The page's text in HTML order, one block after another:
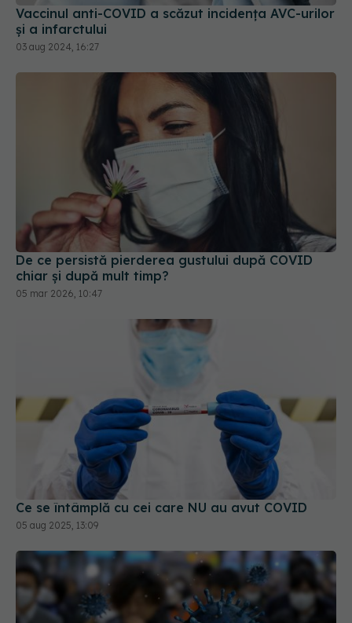
Vaccinul anti-COVID a scăzut incidența AVC-urilor
și a infarctului
03 aug 2024, 16:27
De ce persistă pierderea gustului după COVID
chiar și după mult timp?
05 mar 2026, 10:47
Ce se întâmplă cu cei care NU au avut COVID
05 aug 2025, 13:09